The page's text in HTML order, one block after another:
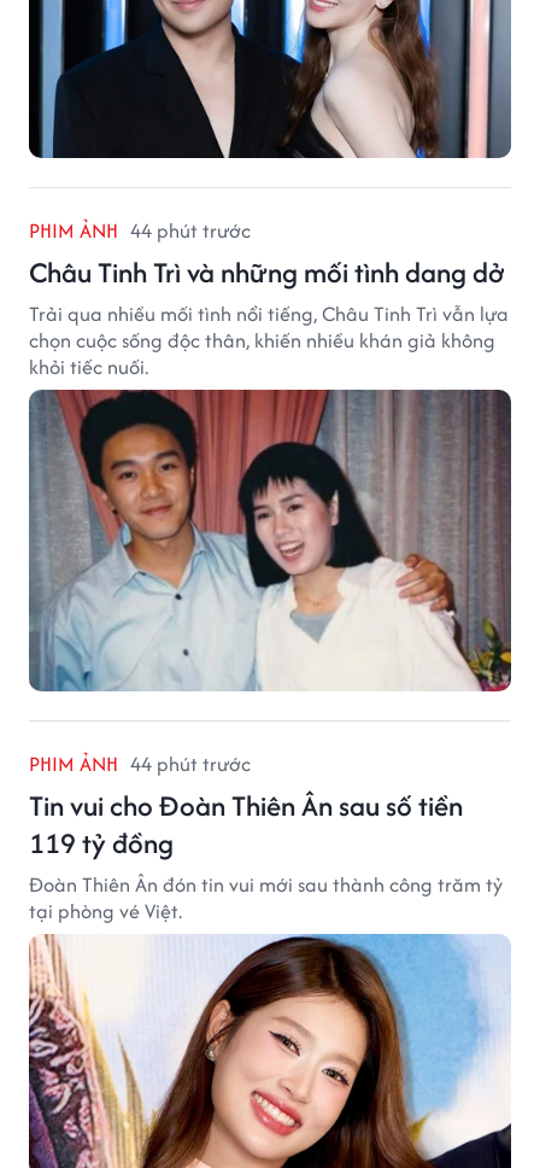
PHIM ẢNH 44 phút trước
Châu Tinh Trì và những mối tình dang dở
Trải qua nhiều mối tình nổi tiếng, Châu Tinh Trì vẫn lựa
chọn cuộc sống độc thân, khiến nhiều khán giả không
khỏi tiếc nuối.
PHIM ẢNH 44 phút trước
Tin vui cho Đoàn Thiên Ân sau số tiền
119 tỷ đồng
Đoàn Thiên Ân đón tin vui mới sau thành công trăm tỷ
tại phòng vé Việt.